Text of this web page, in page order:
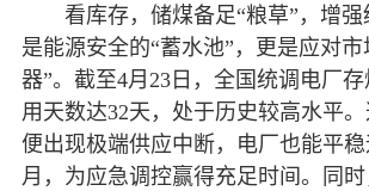
看库存，储煤备足“粮草”，增
是能源安全的“蓄水池”，更是应对
器”。截至4月23日，全国统调电厂存
用天数达32天，处于历史较高水平
便出现极端供应中断，电厂也能平
月，为应急调控赢得充足时间。同